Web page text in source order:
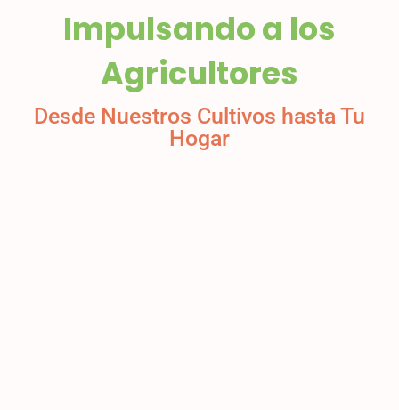
Impulsando a los
Agricultores
Desde Nuestros Cultivos hasta Tu
Hogar